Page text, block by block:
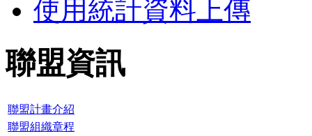
使用統計資料上傳
聯盟資訊
聯盟計畫介紹
聯盟組織章程